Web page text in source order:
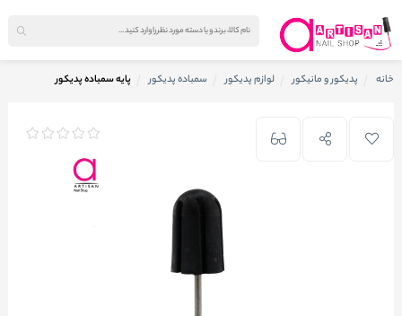
خانه پدیکور و مانیکور لوازم پدیکور سمباده پدیکور پايه سمباده پديکور